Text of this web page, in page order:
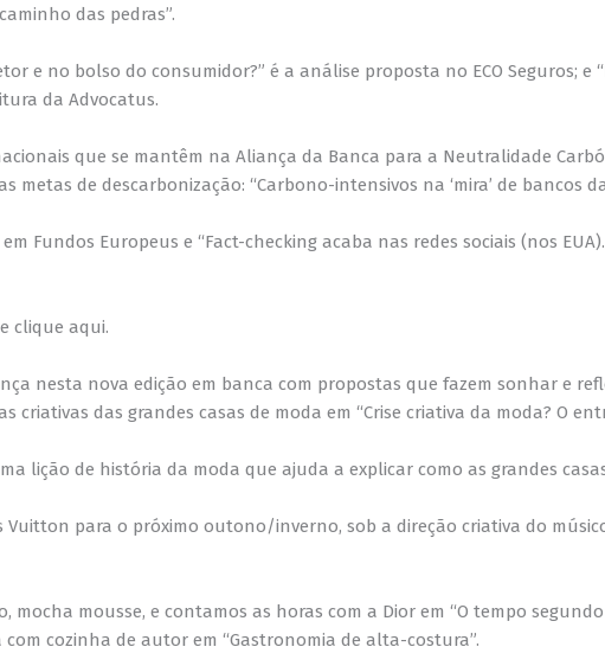
das pedras”.
e no bolso do consumidor?” é a análise proposta no ECO Seguros;
da Advocatus.
que se mantêm na Aliança da Banca para a Neutralidade
de descarbonização: “Carbono-intensivos na ‘mira’ de bancos
Fundos Europeus e “Fact-checking acaba nas redes sociais (nos
clique aqui.
nesta nova edição em banca com propostas que fazem sonhar e
criativas das grandes casas de moda em “Crise criativa da moda? O
lição de história da moda que ajuda a explicar como as grandes
para o próximo outono/inverno, sob a direção criativa do
mocha mousse, e contamos as horas com a Dior em “O tempo
cozinha de autor em “Gastronomia de alta-costura”.